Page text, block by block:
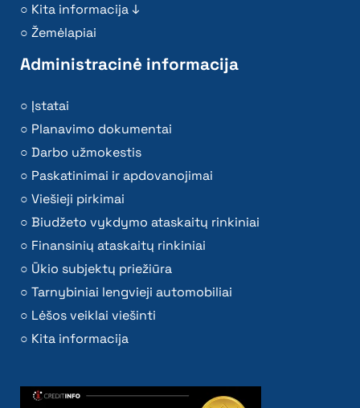
Kita informacija ↓
Žemėlapiai
Administracinė informacija
Įstatai
Planavimo dokumentai
Darbo užmokestis
Paskatinimai ir apdovanojimai
Viešieji pirkimai
Biudžeto vykdymo ataskaitų rinkiniai
Finansinių ataskaitų rinkiniai
Ūkio subjektų priežiūra
Tarnybiniai lengvieji automobiliai
Lėšos veiklai viešinti
Kita informacija